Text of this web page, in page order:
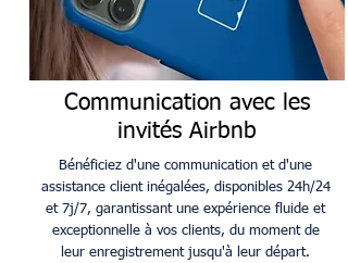
Communication avec les
invités Airbnb
Bénéficiez d'une communication et d'une
assistance client inégalées, disponibles 24h/24
et 7j/7, garantissant une expérience fluide et
exceptionnelle à vos clients, du moment de
leur enregistrement jusqu'à leur départ.